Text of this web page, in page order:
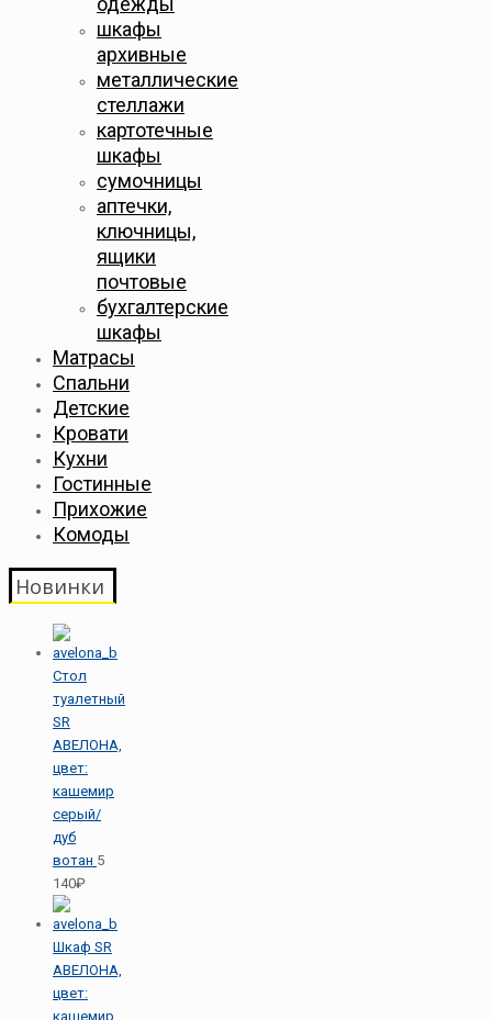
шкафы
архивные
металлические
стеллажи
картотечные
шкафы
сумочницы
аптечки,
ключницы,
ящики
почтовые
бухгалтерские
шкафы
Матрасы
Спальни
Детские
Кровати
Кухни
Гостинные
Прихожие
Комоды
Новинки
Стол
туалетный
SR
АВЕЛОНА,
цвет:
кашемир
серый/
дуб
вотан 5
140₽
Шкаф SR
АВЕЛОНА,
цвет:
кашемир